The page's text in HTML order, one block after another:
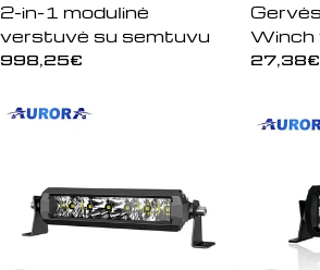
2-in-1 modulinė
verstuvė su semtuvu
Įprasta
998,25€
Winch
4,8mm
Įprasta
27,38€